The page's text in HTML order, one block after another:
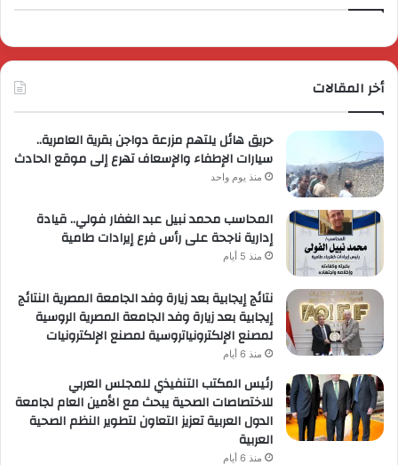
أخر المقالات
حريق هائل يلتهم مزرعة دواجن بقرية العامرية..
سيارات الإطفاء والإسعاف تهرع إلى موقع الحادث
منذ يوم واحد
المحاسب محمد نبيل عبد الغفار فولي.. قيادة
إدارية ناجحة على رأس فرع إيرادات طامية
منذ 5 أيام
نتائج إيجابية بعد زيارة وفد الجامعة المصرية النتائج
إيجابية بعد زيارة وفد الجامعة المصرية الروسية
لمصنع الإلكترونياتروسية لمصنع الإلكترونيات
منذ 6 أيام
رئيس المكتب التنفيذي للمجلس العربي
للاختصاصات الصحية يبحث مع الأمين العام لجامعة
الدول العربية تعزيز التعاون لتطوير النظم الصحية
العربية
منذ 6 أيام